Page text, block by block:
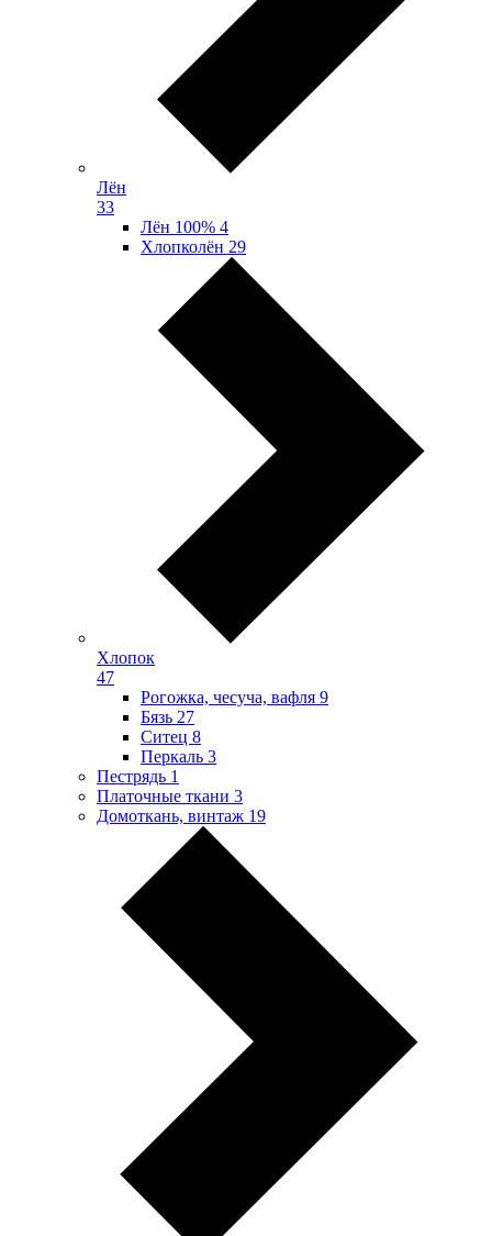
Лён
33
Лён 100% 4
Хлопколён 29
Хлопок
47
Рогожка, чесуча, вафля 9
Бязь 27
Ситец 8
Перкаль 3
Пестрядь 1
Платочные ткани 3
Домоткань, винтаж 19